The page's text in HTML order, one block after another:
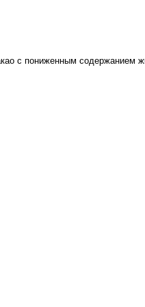
с пониженным содержанием